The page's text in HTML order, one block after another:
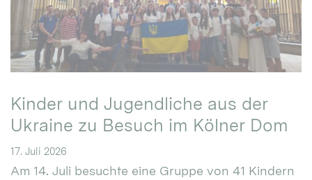
Kinder und Jugendliche aus der
Ukraine zu Besuch im Kölner Dom
17. Juli 2026
Am 14. Juli besuchte eine Gruppe von 41 Kindern